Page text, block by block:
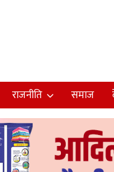
राजनीति समाज